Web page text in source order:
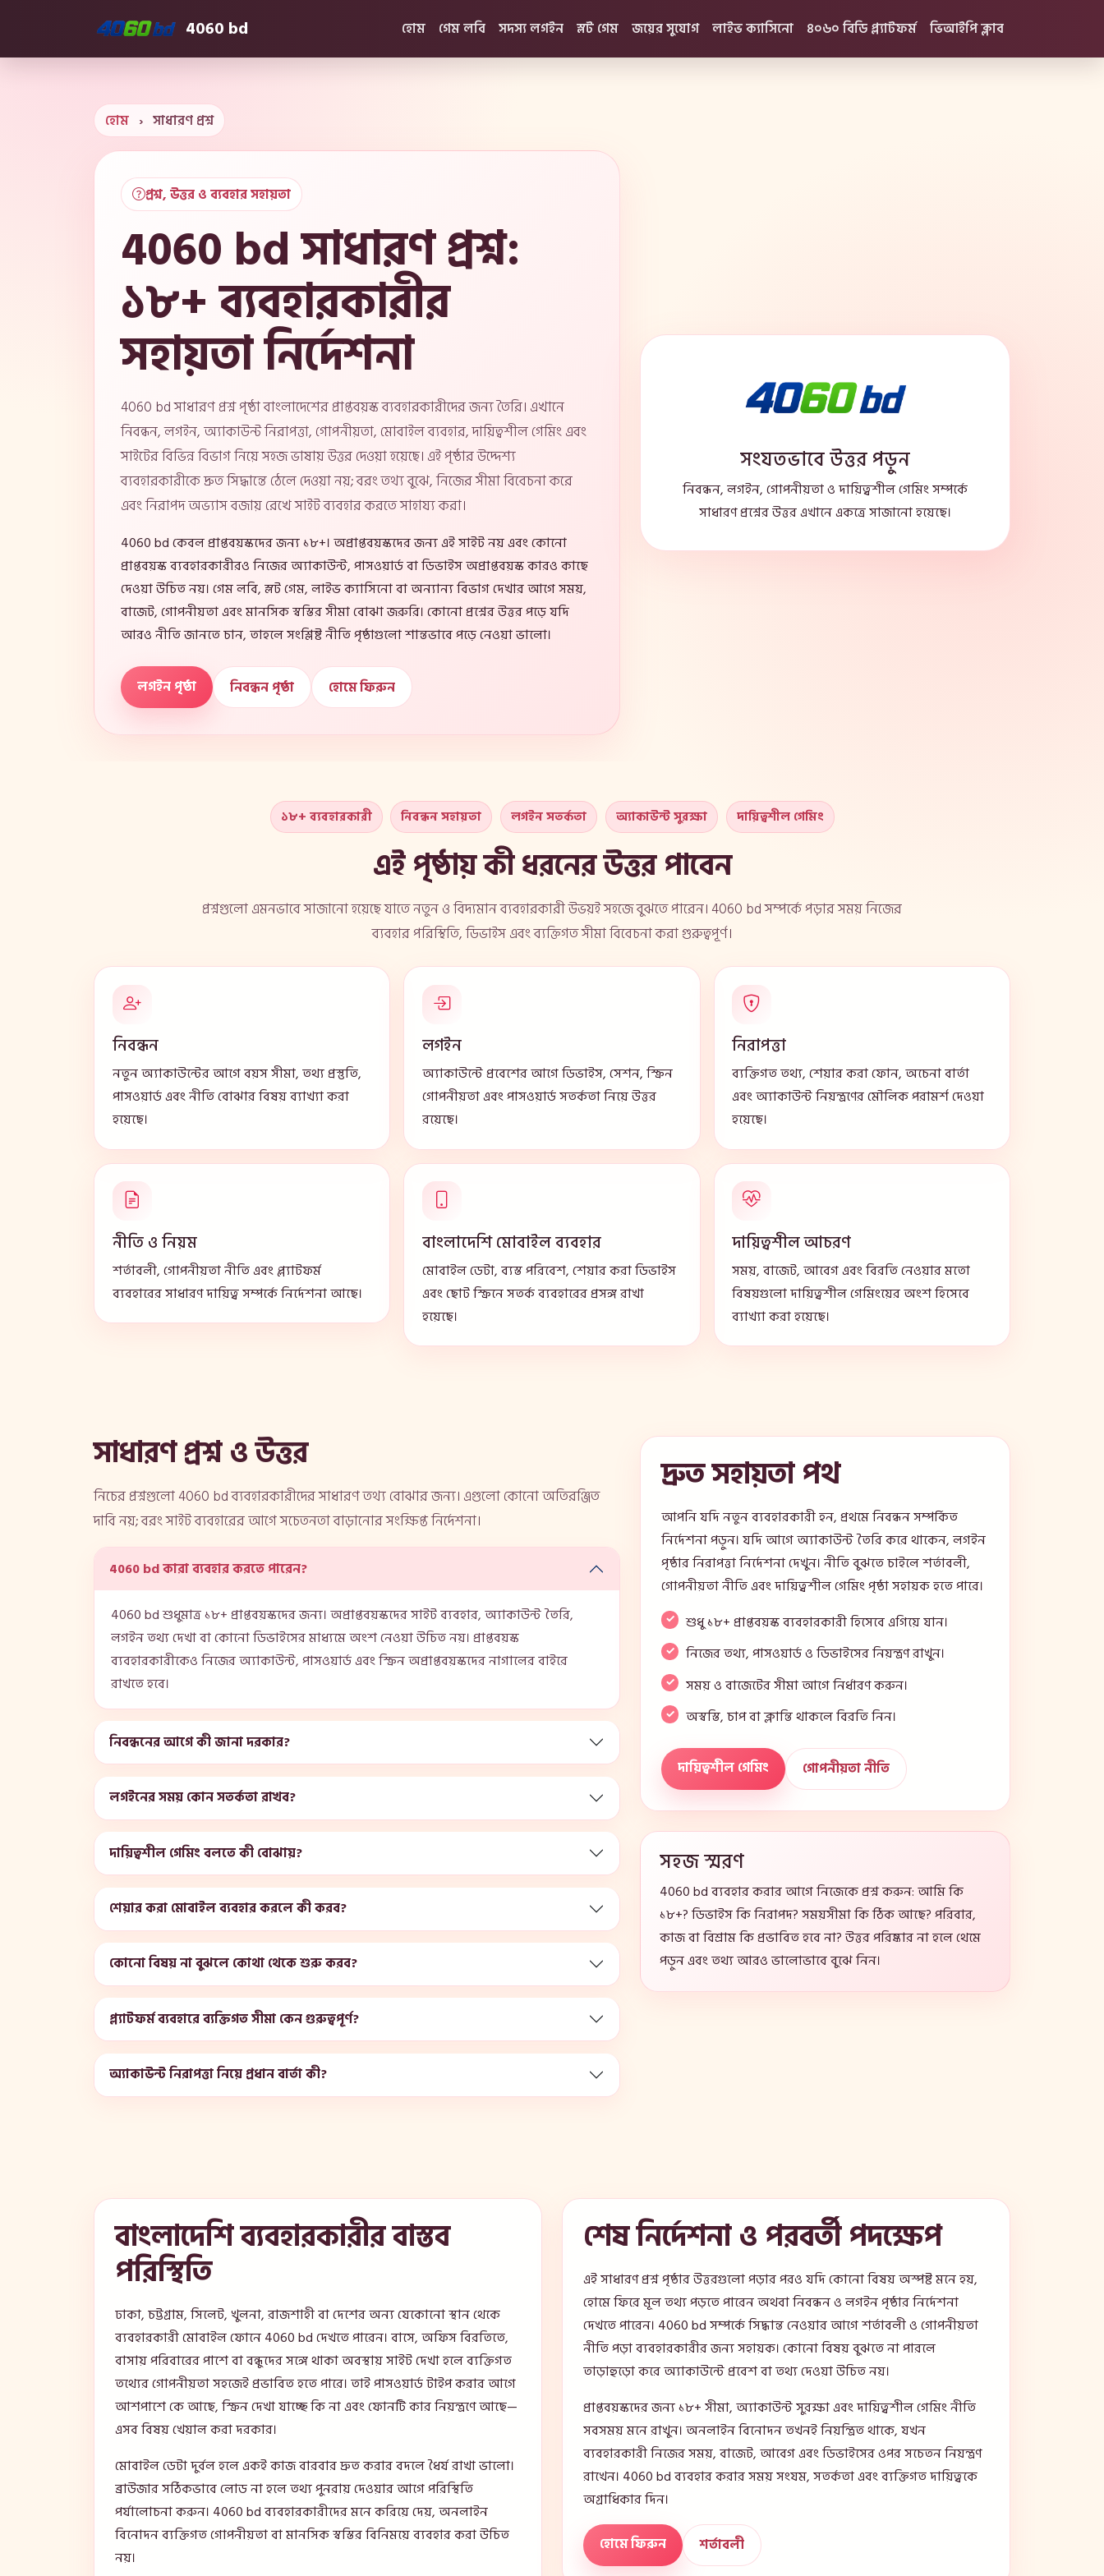
4060 bd হোম গেম লবি সদস্য লগইন স্লট গেম জয়ের সুযোগ লাইভ ক্যাসিনো ৪০৬০ বিডি প্ল্যাটফর্ম ভিআইপি ক্লাব
হোম › সাধারণ প্রশ্ন
প্রশ্ন, উত্তর ও ব্যবহার সহায়তা
4060 bd সাধারণ প্রশ্ন:
১৮+ ব্যবহারকারীর
সহায়তা নির্দেশনা
4060 bd সাধারণ প্রশ্ন পৃষ্ঠা বাংলাদেশের প্রাপ্তবয়স্ক ব্যবহারকারীদের জন্য তৈরি। এখানে
নিবন্ধন, লগইন, অ্যাকাউন্ট নিরাপত্তা, গোপনীয়তা, মোবাইল ব্যবহার, দায়িত্বশীল গেমিং এবং
সাইটের বিভিন্ন বিভাগ নিয়ে সহজ ভাষায় উত্তর দেওয়া হয়েছে। এই পৃষ্ঠার উদ্দেশ্য
ব্যবহারকারীকে দ্রুত সিদ্ধান্তে ঠেলে দেওয়া নয়; বরং তথ্য বুঝে, নিজের সীমা বিবেচনা করে
এবং নিরাপদ অভ্যাস বজায় রেখে সাইট ব্যবহার করতে সাহায্য করা।
4060 bd কেবল প্রাপ্তবয়স্কদের জন্য ১৮+। অপ্রাপ্তবয়স্কদের জন্য এই সাইট নয় এবং কোনো
প্রাপ্তবয়স্ক ব্যবহারকারীরও নিজের অ্যাকাউন্ট, পাসওয়ার্ড বা ডিভাইস অপ্রাপ্তবয়স্ক কারও কাছে
দেওয়া উচিত নয়। গেম লবি, স্লট গেম, লাইভ ক্যাসিনো বা অন্যান্য বিভাগ দেখার আগে সময়,
বাজেট, গোপনীয়তা এবং মানসিক স্বস্তির সীমা বোঝা জরুরি। কোনো প্রশ্নের উত্তর পড়ে যদি
আরও নীতি জানতে চান, তাহলে সংশ্লিষ্ট নীতি পৃষ্ঠাগুলো শান্তভাবে পড়ে নেওয়া ভালো।
লগইন পৃষ্ঠা নিবন্ধন পৃষ্ঠা হোমে ফিরুন
সংযতভাবে উত্তর পড়ুন
নিবন্ধন, লগইন, গোপনীয়তা ও দায়িত্বশীল গেমিং সম্পর্কে
সাধারণ প্রশ্নের উত্তর এখানে একত্রে সাজানো হয়েছে।
১৮+ ব্যবহারকারী নিবন্ধন সহায়তা লগইন সতর্কতা অ্যাকাউন্ট সুরক্ষা দায়িত্বশীল গেমিং
এই পৃষ্ঠায় কী ধরনের উত্তর পাবেন
প্রশ্নগুলো এমনভাবে সাজানো হয়েছে যাতে নতুন ও বিদ্যমান ব্যবহারকারী উভয়ই সহজে বুঝতে পারেন। 4060 bd সম্পর্কে পড়ার সময় নিজের
ব্যবহার পরিস্থিতি, ডিভাইস এবং ব্যক্তিগত সীমা বিবেচনা করা গুরুত্বপূর্ণ।
নিবন্ধন
নতুন অ্যাকাউন্টের আগে বয়স সীমা, তথ্য প্রস্তুতি,
পাসওয়ার্ড এবং নীতি বোঝার বিষয় ব্যাখ্যা করা
হয়েছে।
লগইন
অ্যাকাউন্টে প্রবেশের আগে ডিভাইস, সেশন, স্ক্রিন
গোপনীয়তা এবং পাসওয়ার্ড সতর্কতা নিয়ে উত্তর
রয়েছে।
নিরাপত্তা
ব্যক্তিগত তথ্য, শেয়ার করা ফোন, অচেনা বার্তা
এবং অ্যাকাউন্ট নিয়ন্ত্রণের মৌলিক পরামর্শ দেওয়া
হয়েছে।
নীতি ও নিয়ম
শর্তাবলী, গোপনীয়তা নীতি এবং প্ল্যাটফর্ম
ব্যবহারের সাধারণ দায়িত্ব সম্পর্কে নির্দেশনা আছে।
বাংলাদেশি মোবাইল ব্যবহার
মোবাইল ডেটা, ব্যস্ত পরিবেশ, শেয়ার করা ডিভাইস
এবং ছোট স্ক্রিনে সতর্ক ব্যবহারের প্রসঙ্গ রাখা
হয়েছে।
দায়িত্বশীল আচরণ
সময়, বাজেট, আবেগ এবং বিরতি নেওয়ার মতো
বিষয়গুলো দায়িত্বশীল গেমিংয়ের অংশ হিসেবে
ব্যাখ্যা করা হয়েছে।
সাধারণ প্রশ্ন ও উত্তর
নিচের প্রশ্নগুলো 4060 bd ব্যবহারকারীদের সাধারণ তথ্য বোঝার জন্য। এগুলো কোনো অতিরঞ্জিত
দাবি নয়; বরং সাইট ব্যবহারের আগে সচেতনতা বাড়ানোর সংক্ষিপ্ত নির্দেশনা।
4060 bd কারা ব্যবহার করতে পারেন?
4060 bd শুধুমাত্র ১৮+ প্রাপ্তবয়স্কদের জন্য। অপ্রাপ্তবয়স্কদের সাইট ব্যবহার, অ্যাকাউন্ট তৈরি,
লগইন তথ্য দেখা বা কোনো ডিভাইসের মাধ্যমে অংশ নেওয়া উচিত নয়। প্রাপ্তবয়স্ক
ব্যবহারকারীকেও নিজের অ্যাকাউন্ট, পাসওয়ার্ড এবং স্ক্রিন অপ্রাপ্তবয়স্কদের নাগালের বাইরে
রাখতে হবে।
নিবন্ধনের আগে কী জানা দরকার?
লগইনের সময় কোন সতর্কতা রাখব?
দায়িত্বশীল গেমিং বলতে কী বোঝায়?
শেয়ার করা মোবাইল ব্যবহার করলে কী করব?
কোনো বিষয় না বুঝলে কোথা থেকে শুরু করব?
প্ল্যাটফর্ম ব্যবহারে ব্যক্তিগত সীমা কেন গুরুত্বপূর্ণ?
অ্যাকাউন্ট নিরাপত্তা নিয়ে প্রধান বার্তা কী?
দ্রুত সহায়তা পথ
আপনি যদি নতুন ব্যবহারকারী হন, প্রথমে নিবন্ধন সম্পর্কিত
নির্দেশনা পড়ুন। যদি আগে অ্যাকাউন্ট তৈরি করে থাকেন, লগইন
পৃষ্ঠার নিরাপত্তা নির্দেশনা দেখুন। নীতি বুঝতে চাইলে শর্তাবলী,
গোপনীয়তা নীতি এবং দায়িত্বশীল গেমিং পৃষ্ঠা সহায়ক হতে পারে।
শুধু ১৮+ প্রাপ্তবয়স্ক ব্যবহারকারী হিসেবে এগিয়ে যান।
নিজের তথ্য, পাসওয়ার্ড ও ডিভাইসের নিয়ন্ত্রণ রাখুন।
সময় ও বাজেটের সীমা আগে নির্ধারণ করুন।
অস্বস্তি, চাপ বা ক্লান্তি থাকলে বিরতি নিন।
দায়িত্বশীল গেমিং গোপনীয়তা নীতি
সহজ স্মরণ
4060 bd ব্যবহার করার আগে নিজেকে প্রশ্ন করুন: আমি কি
১৮+? ডিভাইস কি নিরাপদ? সময়সীমা কি ঠিক আছে? পরিবার,
কাজ বা বিশ্রাম কি প্রভাবিত হবে না? উত্তর পরিষ্কার না হলে থেমে
পড়ুন এবং তথ্য আরও ভালোভাবে বুঝে নিন।
বাংলাদেশি ব্যবহারকারীর বাস্তব
পরিস্থিতি
ঢাকা, চট্টগ্রাম, সিলেট, খুলনা, রাজশাহী বা দেশের অন্য যেকোনো স্থান থেকে
ব্যবহারকারী মোবাইল ফোনে 4060 bd দেখতে পারেন। বাসে, অফিস বিরতিতে,
বাসায় পরিবারের পাশে বা বন্ধুদের সঙ্গে থাকা অবস্থায় সাইট দেখা হলে ব্যক্তিগত
তথ্যের গোপনীয়তা সহজেই প্রভাবিত হতে পারে। তাই পাসওয়ার্ড টাইপ করার আগে
আশপাশে কে আছে, স্ক্রিন দেখা যাচ্ছে কি না এবং ফোনটি কার নিয়ন্ত্রণে আছে—
এসব বিষয় খেয়াল করা দরকার।
মোবাইল ডেটা দুর্বল হলে একই কাজ বারবার দ্রুত করার বদলে ধৈর্য রাখা ভালো।
ব্রাউজার সঠিকভাবে লোড না হলে তথ্য পুনরায় দেওয়ার আগে পরিস্থিতি
পর্যালোচনা করুন। 4060 bd ব্যবহারকারীদের মনে করিয়ে দেয়, অনলাইন
বিনোদন ব্যক্তিগত গোপনীয়তা বা মানসিক স্বস্তির বিনিময়ে ব্যবহার করা উচিত
নয়।
শেষ নির্দেশনা ও পরবর্তী পদক্ষেপ
এই সাধারণ প্রশ্ন পৃষ্ঠার উত্তরগুলো পড়ার পরও যদি কোনো বিষয় অস্পষ্ট মনে হয়,
হোমে ফিরে মূল তথ্য পড়তে পারেন অথবা নিবন্ধন ও লগইন পৃষ্ঠার নির্দেশনা
দেখতে পারেন। 4060 bd সম্পর্কে সিদ্ধান্ত নেওয়ার আগে শর্তাবলী ও গোপনীয়তা
নীতি পড়া ব্যবহারকারীর জন্য সহায়ক। কোনো বিষয় বুঝতে না পারলে
তাড়াহুড়ো করে অ্যাকাউন্টে প্রবেশ বা তথ্য দেওয়া উচিত নয়।
প্রাপ্তবয়স্কদের জন্য ১৮+ সীমা, অ্যাকাউন্ট সুরক্ষা এবং দায়িত্বশীল গেমিং নীতি
সবসময় মনে রাখুন। অনলাইন বিনোদন তখনই নিয়ন্ত্রিত থাকে, যখন
ব্যবহারকারী নিজের সময়, বাজেট, আবেগ এবং ডিভাইসের ওপর সচেতন নিয়ন্ত্রণ
রাখেন। 4060 bd ব্যবহার করার সময় সংযম, সতর্কতা এবং ব্যক্তিগত দায়িত্বকে
অগ্রাধিকার দিন।
হোমে ফিরুন শর্তাবলী